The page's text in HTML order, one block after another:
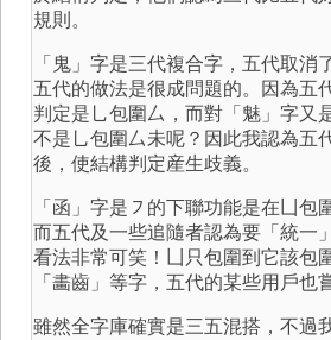
規則。
「鬼」字是三代複合字，五代取消
五代的做法是很成問題的。因為五
判定是㇟包圍厶，而對「魅」字又
不是㇟包圍厶未呢？因此我認為五
後，使結構判定産生歧義。
「函」字是㇇的下聯功能是在凵包
而五代及一些追隨者認為要「統一
看法非常可笑！凵只包圍到它該包
「畵齒」等字，五代的某些用戶也
雖然全字庫確實是三五混搭，不過